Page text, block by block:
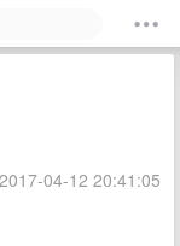
04-12 20:41:05